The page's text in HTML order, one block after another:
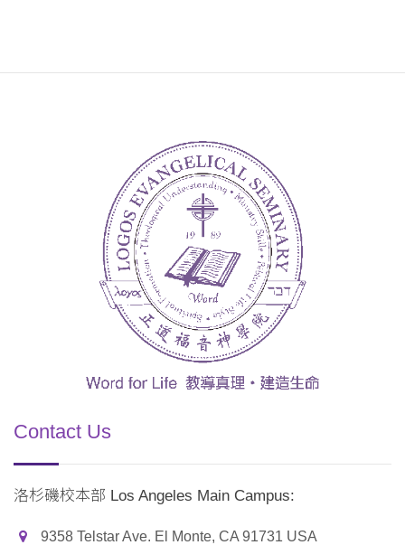
Contact Us
洛杉磯校本部 Los Angeles Main Campus:
9358 Telstar Ave. El Monte, CA 91731 USA